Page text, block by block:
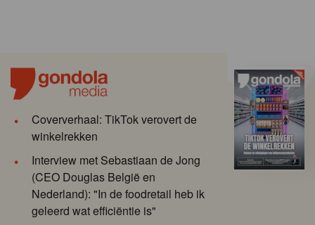
Coververhaal: TikTok verovert de
winkelrekken
Interview met Sebastiaan de Jong
(CEO Douglas België en
Nederland): "In de foodretail heb ik
geleerd wat efficiëntie is"